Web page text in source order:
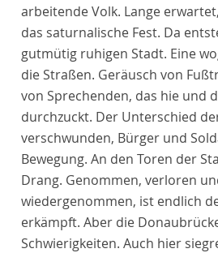
arbeitende Volk. Lange
das saturnalische Fest. Da
gutmütig ruhigen Stadt. Eine
die Straßen. Geräusch von
von Sprechenden, das hie und
durchzuckt. Der Unterschied
verschwunden, Bürger und
Bewegung. An den Toren der
Drang. Genommen, verloren
wiedergenommen, ist endlich
erkämpft. Aber die
Schwierigkeiten. Auch hier